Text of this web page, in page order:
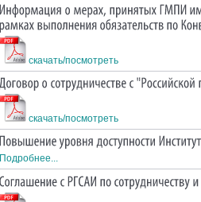
скачать/посмотреть
скачать/посмотреть
Подробнее...